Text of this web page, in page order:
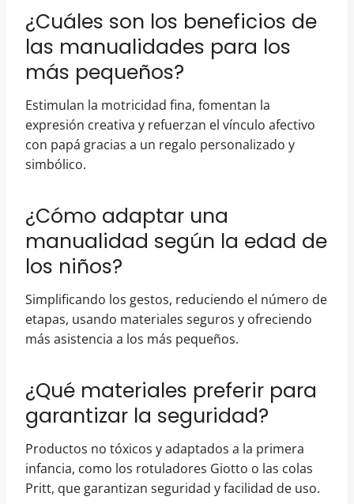
¿Cuáles son los beneficios de
las manualidades para los
más pequeños?
Estimulan la motricidad fina, fomentan la
expresión creativa y refuerzan el vínculo afectivo
con papá gracias a un regalo personalizado y
simbólico.
¿Cómo adaptar una
manualidad según la edad de
los niños?
Simplificando los gestos, reduciendo el número de
etapas, usando materiales seguros y ofreciendo
más asistencia a los más pequeños.
¿Qué materiales preferir para
garantizar la seguridad?
Productos no tóxicos y adaptados a la primera
infancia, como los rotuladores Giotto o las colas
Pritt, que garantizan seguridad y facilidad de uso.